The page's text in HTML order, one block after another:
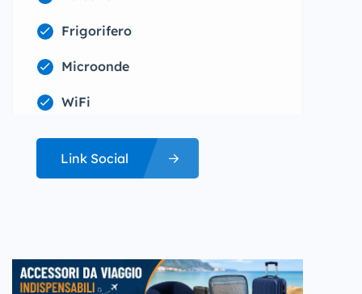
Frigorifero
Microonde
WiFi
Link Social